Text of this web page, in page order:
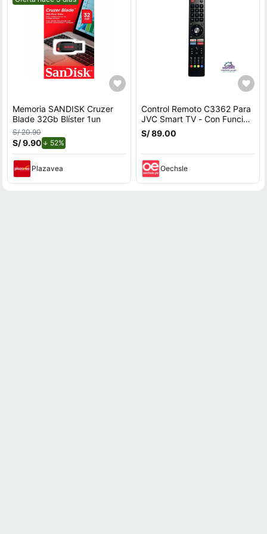
Memoria SANDISK Cruzer
Blade 32Gb Blíster 1un
S/ 20.90
S/ 9.90 52%
Plazavea
Control Remoto C3362 Para
JVC Smart TV - Con Función
De Voz
S/ 89.00
Oechsle